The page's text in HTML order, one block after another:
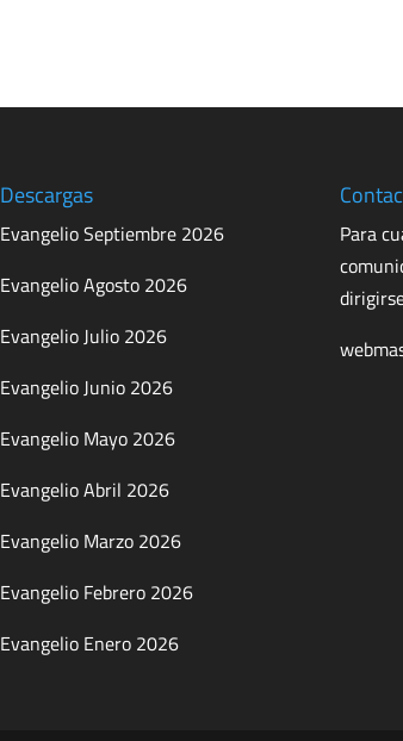
Descargas
Evangelio Septiembre 2026
Evangelio Agosto 2026
Evangelio Julio 2026
Evangelio Junio 2026
Evangelio Mayo 2026
Evangelio Abril 2026
Evangelio Marzo 2026
Evangelio Febrero 2026
Evangelio Enero 2026
Para